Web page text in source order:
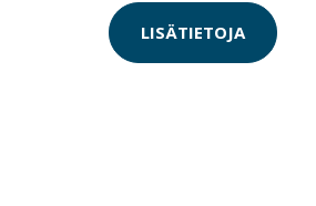
LISÄTIETOJA